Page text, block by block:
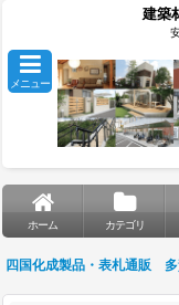
建築
メニュー
ホーム カテゴリ
四国化成製品・表札通販 多